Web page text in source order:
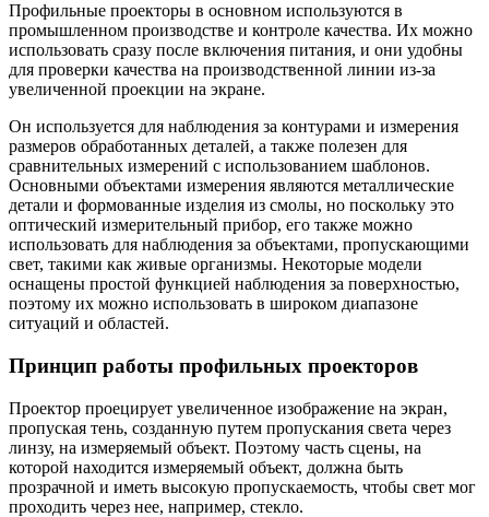
Профильные проекторы в основном используются в
промышленном производстве и контроле качества. Их можно
использовать сразу после включения питания, и они удобны
для проверки качества на производственной линии из-за
увеличенной проекции на экране.
Он используется для наблюдения за контурами и измерения
размеров обработанных деталей, а также полезен для
сравнительных измерений с использованием шаблонов.
Основными объектами измерения являются металлические
детали и формованные изделия из смолы, но поскольку это
оптический измерительный прибор, его также можно
использовать для наблюдения за объектами, пропускающими
свет, такими как живые организмы. Некоторые модели
оснащены простой функцией наблюдения за поверхностью,
поэтому их можно использовать в широком диапазоне
ситуаций и областей.
Принцип работы профильных проекторов
Проектор проецирует увеличенное изображение на экран,
пропуская тень, созданную путем пропускания света через
линзу, на измеряемый объект. Поэтому часть сцены, на
которой находится измеряемый объект, должна быть
прозрачной и иметь высокую пропускаемость, чтобы свет мог
проходить через нее, например, стекло.